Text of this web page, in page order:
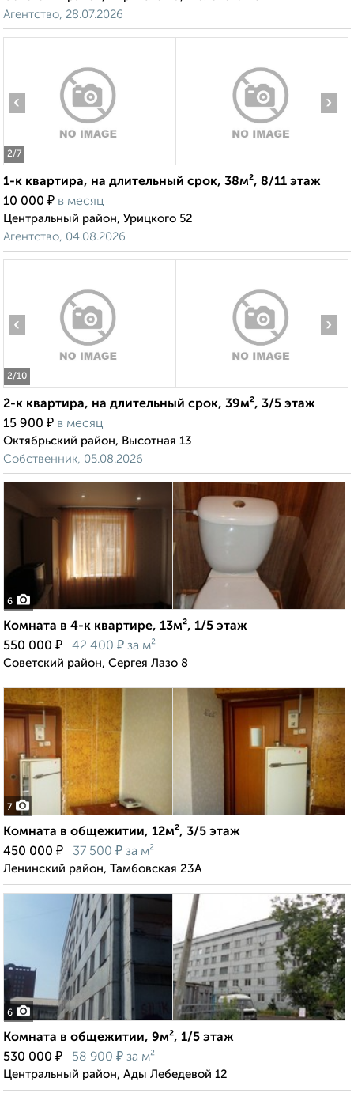
Агентство, 28.07.2026
2/7
‹ ›
1-к квартира, на длительный срок, 38м², 8/11 этаж
10 000 ₽ в месяц
Центральный район, Урицкого 52
Агентство, 04.08.2026
2/10
‹ ›
2-к квартира, на длительный срок, 39м², 3/5 этаж
15 900 ₽ в месяц
Октябрьский район, Высотная 13
Собственник, 05.08.2026
6
Комната в 4-к квартире, 13м², 1/5 этаж
550 000 ₽ 42 400 ₽ за м²
Советский район, Сергея Лазо 8
7
Комната в общежитии, 12м², 3/5 этаж
450 000 ₽ 37 500 ₽ за м²
Ленинский район, Тамбовская 23А
6
Комната в общежитии, 9м², 1/5 этаж
530 000 ₽ 58 900 ₽ за м²
Центральный район, Ады Лебедевой 12